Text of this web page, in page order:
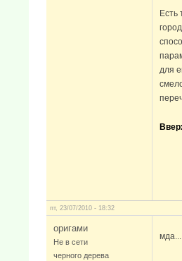
Есть
для
пт, 23/07/2010 - 18:32
оригами
Не в сети
черного дерева